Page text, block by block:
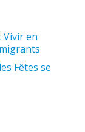
Vivir en
Fêtes se